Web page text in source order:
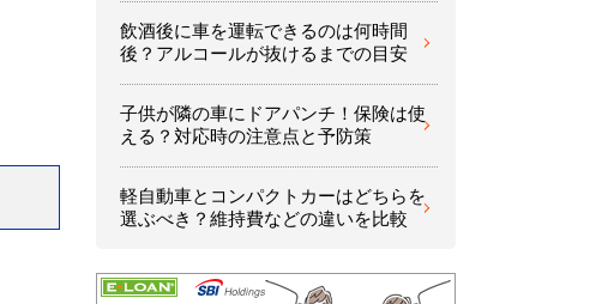
飲酒後に車を運転できるのは何時間
後？アルコールが抜けるまでの目安
子供が隣の車にドアパンチ！保険は使
える？対応時の注意点と予防策
軽自動車とコンパクトカーはどちらを
選ぶべき？維持費などの違いを比較